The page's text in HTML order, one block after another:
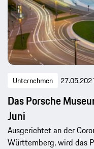
Unternehmen
Das Porsche
Juni
Ausgerichtet an der
Württemberg, wird das